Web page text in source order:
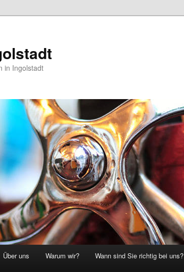
in Ingolstadt
Über uns Warum wir? Wann sind Sie richtig bei uns?